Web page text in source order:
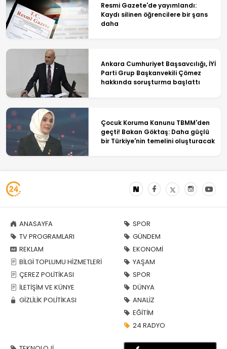
Resmi Gazete'de yayımlandı:
Kaydı silinen öğrencilere bir şans
daha
Ankara Cumhuriyet Başsavcılığı, İYİ
Parti Grup Başkanvekili Çömez
hakkında soruşturma başlattı
Çocuk Koruma Kanunu TBMM'den
geçti! Bakan Göktaş: Daha güçlü
bir Türkiye'nin temelini oluşturacak
ANASAYFA
TV PROGRAMLARI
REKLAM
BİLGİ TOPLUMU HİZMETLERİ
ÇEREZ POLİTİKASI
İLETİŞİM VE KÜNYE
GİZLİLİK POLİTİKASI
SPOR
GÜNDEM
EKONOMİ
YAŞAM
SPOR
DÜNYA
ANALİZ
EĞİTİM
24 RADYO